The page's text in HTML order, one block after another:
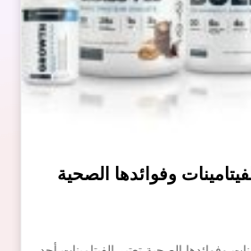
وفوائدها الصحية